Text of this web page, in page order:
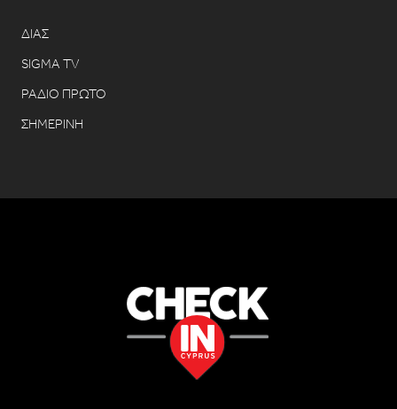
ΔΙΑΣ
SIGMA TV
ΡΑΔΙΟ ΠΡΩΤΟ
ΣΗΜΕΡΙΝΗ